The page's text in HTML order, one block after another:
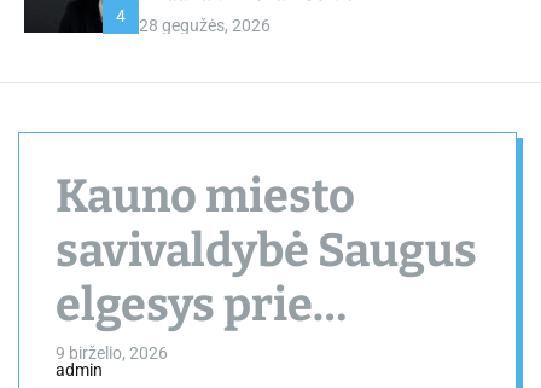
4 28 gegužės, 2026
Kauno miesto
savivaldybė Saugus
elgesys prie
vandens
9 birželio, 2026
admin